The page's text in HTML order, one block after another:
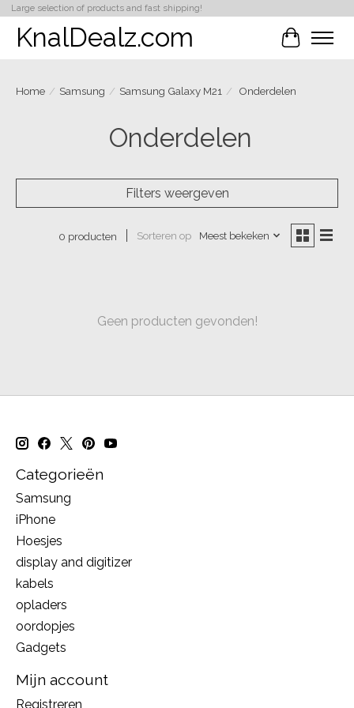
Large selection of products and fast shipping!
KnalDealz.com
Home / Samsung / Samsung Galaxy M21 / Onderdelen
Onderdelen
Filters weergeven
0 producten Sorteren op Meest bekeken
Geen producten gevonden!
Categorieën
Samsung
iPhone
Hoesjes
display and digitizer
kabels
opladers
oordopjes
Gadgets
Mijn account
Registreren